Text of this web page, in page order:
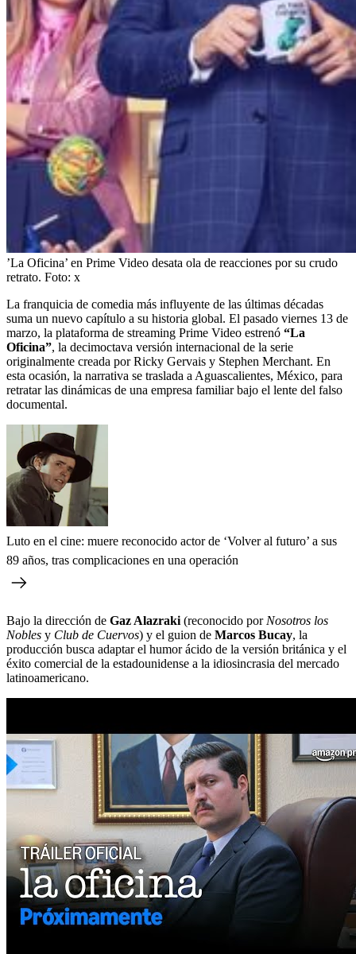
’La Oficina’ en Prime Video desata ola de reacciones por su crudo
retrato. Foto: x
La franquicia de comedia más influyente de las últimas décadas
suma un nuevo capítulo a su historia global. El pasado viernes 13 de
marzo, la plataforma de streaming Prime Video estrenó “La
Oficina”, la decimoctava versión internacional de la serie
originalmente creada por Ricky Gervais y Stephen Merchant. En
esta ocasión, la narrativa se traslada a Aguascalientes, México, para
retratar las dinámicas de una empresa familiar bajo el lente del falso
documental.
Luto en el cine: muere reconocido actor de ‘Volver al futuro’ a sus
89 años, tras complicaciones en una operación
Bajo la dirección de Gaz Alazraki(reconocido porNosotros los
Nobles y Club de Cuervos) y el guion de Marcos Bucay, la
producción busca adaptar el humor ácido de la versión británica y el
éxito comercial de la estadounidense a la idiosincrasia del mercado
latinoamericano.